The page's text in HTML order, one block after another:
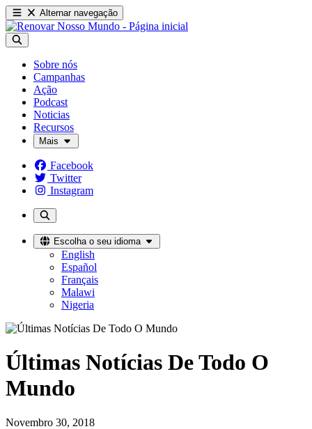
Alternar navegação
Sobre nós
Campanhas
Ação
Podcast
Noticias
Recursos
Mais
Facebook
Twitter
Instagram
Escolha o seu idioma
English
Español
Français
Malawi
Nigeria
Últimas Notícias De Todo O
Mundo
Novembro 30, 2018